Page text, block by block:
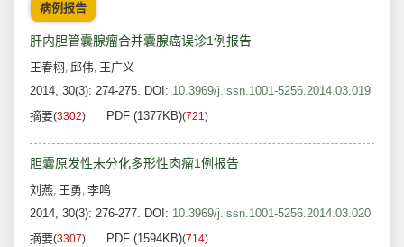
病例报告
肝内胆管囊腺瘤合并囊腺癌误诊1例报告
王春栩, 邱伟, 王广义
2014, 30(3): 274-275. DOI: 10.3969/j.issn.1001-5256.2014.03.019
摘要(3302) PDF (1377KB)(721)
胆囊原发性未分化多形性肉瘤1例报告
刘燕, 王勇, 李鸣
2014, 30(3): 276-277. DOI: 10.3969/j.issn.1001-5256.2014.03.020
摘要(3307) PDF (1594KB)(714)